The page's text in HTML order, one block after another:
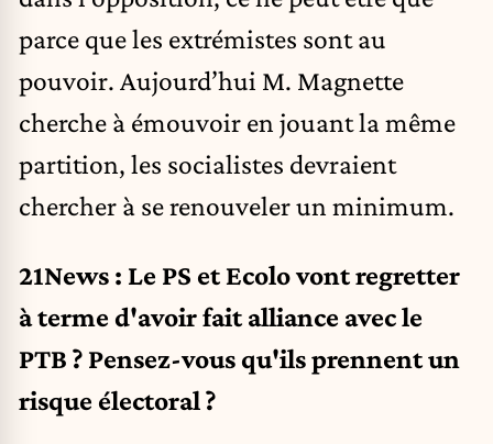
parce que les extrémistes sont au
pouvoir. Aujourd’hui M. Magnette
cherche à émouvoir en jouant la même
partition, les socialistes devraient
chercher à se renouveler un minimum.
21News : Le PS et Ecolo vont regretter
à terme d'avoir fait alliance avec le
PTB ? Pensez-vous qu'ils prennent un
risque électoral ?